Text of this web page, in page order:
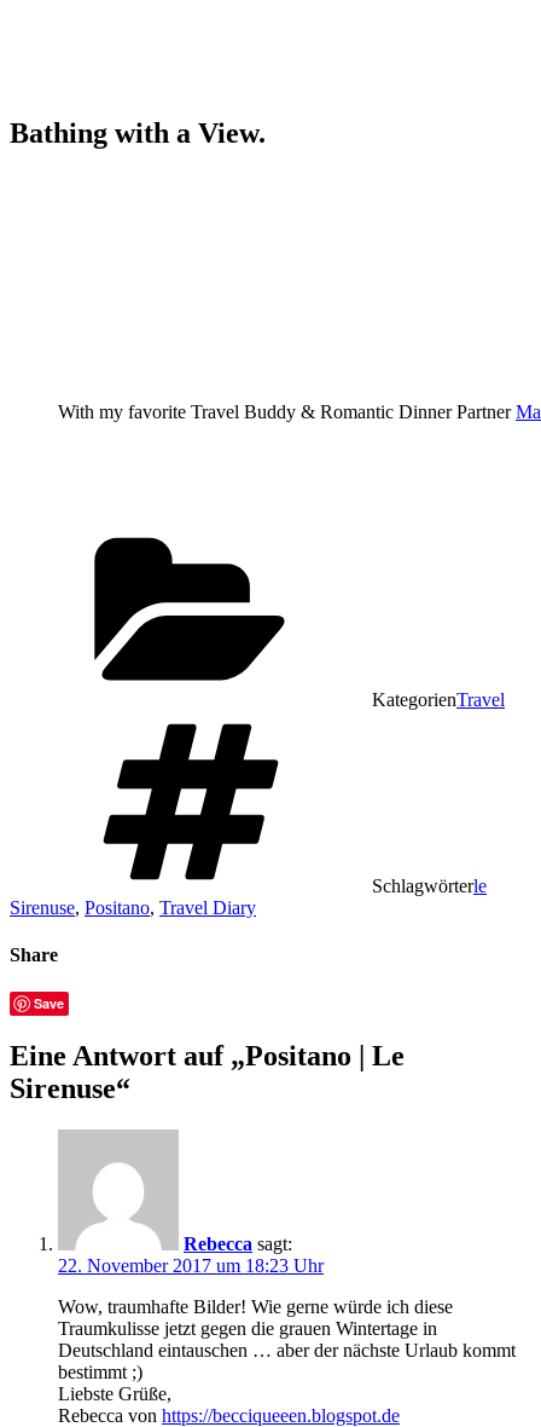
Bathing with a View.
With my favorite Travel Buddy & Romantic Dinner Partner
KategorienTravel
Schlagwörterle
Sirenuse, Positano, Travel Diary
Share
Save
Eine Antwort auf „Positano | Le
Sirenuse“
Rebecca sagt:
22. November 2017 um 18:23 Uhr
Wow, traumhafte Bilder! Wie gerne würde ich diese
Traumkulisse jetzt gegen die grauen Wintertage in
Deutschland eintauschen … aber der nächste Urlaub kommt
bestimmt ;)
Liebste Grüße,
Rebecca von https://becciqueeen.blogspot.de